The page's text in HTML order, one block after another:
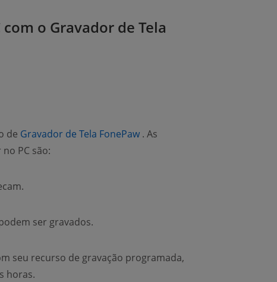
com o Gravador de Tela
de Gravador de Tela FonePaw (opens new window)
. As
PC são:
ser gravados.
seu recurso de gravação programada,
horas.